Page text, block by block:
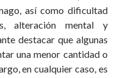
así como dificultad
alteración mental y
destacar que algunas
una menor cantidad o
en cualquier caso, es